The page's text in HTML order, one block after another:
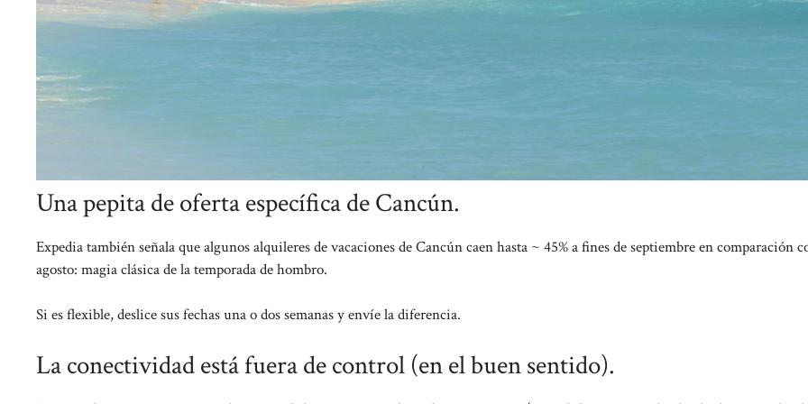
Una pepita de oferta específica de Cancún.
Expedia también señala que algunos alquileres de vacaciones de Cancún caen hasta ~ 45% a fines de septiembre en comparación
agosto: magia clásica de la temporada de hombro.
Si es flexible, deslice sus fechas una o dos semanas y envíe la diferencia.
La conectividad está fuera de control (en el buen sentido).